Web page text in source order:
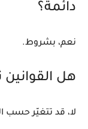
دائمة؟
نعم، بشروط.
هل القوانين
لا، قد تتغيّر حسب